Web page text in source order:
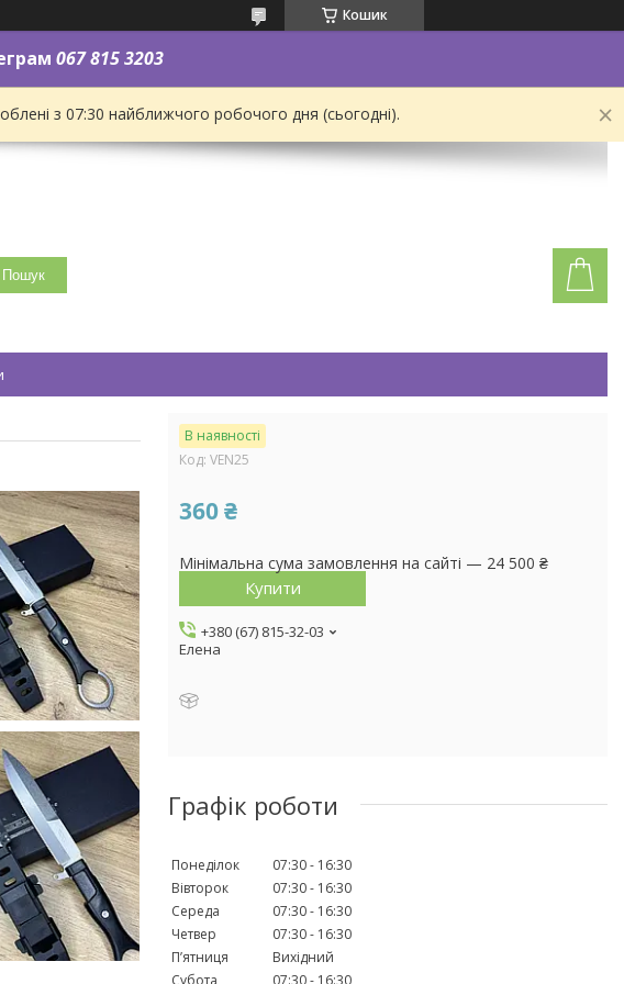
Кошик
067 815 3203
з 07:30 найближчого робочого дня (сьогодні).
Пошук
В наявності
Код: VEN25
360 ₴
Мінімальна сума замовлення на сайті — 24 500 ₴
Купити
+380 (67) 815-32-03
Елена
Графік роботи
Понеділок 07:30
16:30
Вівторок
07:30
16:30
Середа
07:30
16:30
Четвер
07:30
16:30
Пʼятниця
Вихідний
Субота
07:30
16:30